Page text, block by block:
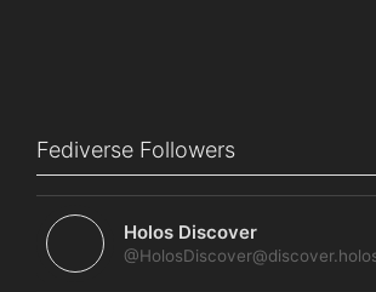
Fediverse Followers
Holos Discover